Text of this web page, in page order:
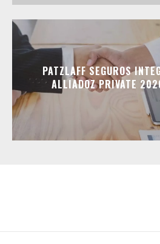
PATZLAFF SEGUROS
ALLIADOZ PRIVATE